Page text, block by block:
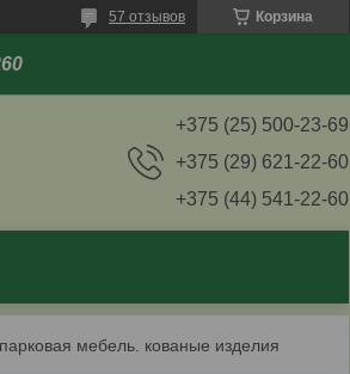
Корзина
57 отзывов
+375 (25) 500-23-69
+375 (29) 621-22-60
+375 (44) 541-22-60
мебель. кованые изделия